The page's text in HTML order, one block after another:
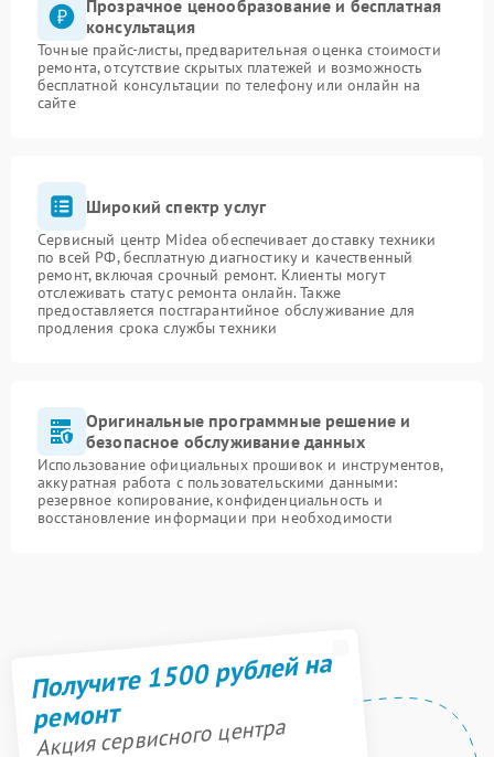
Прозрачное ценообразование и бесплатная
консультация
Точные прайс-листы, предварительная оценка стоимости
ремонта, отсутствие скрытых платежей и возможность
бесплатной консультации по телефону или онлайн на
сайте
Широкий спектр услуг
Сервисный центр Midea обеспечивает доставку техники
по всей РФ, бесплатную диагностику и качественный
ремонт, включая срочный ремонт. Клиенты могут
отслеживать статус ремонта онлайн. Также
предоставляется постгарантийное обслуживание для
продления срока службы техники
Оригинальные программные решение и
безопасное обслуживание данных
Использование официальных прошивок и инструментов,
аккуратная работа с пользовательскими данными:
резервное копирование, конфиденциальность и
восстановление информации при необходимости
Получите 1500 рублей на
ремонт
Акция сервисного центра